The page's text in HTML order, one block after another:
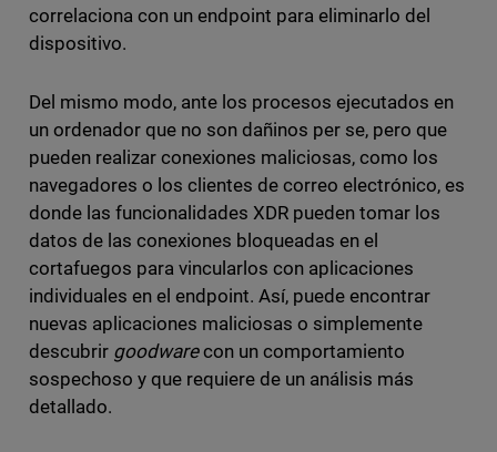
correlaciona con un endpoint para eliminarlo del
dispositivo.
Del mismo modo, ante los procesos ejecutados en
un ordenador que no son dañinos per se, pero que
pueden realizar conexiones maliciosas, como los
navegadores o los clientes de correo electrónico, es
donde las funcionalidades XDR pueden tomar los
datos de las conexiones bloqueadas en el
cortafuegos para vincularlos con aplicaciones
individuales en el endpoint. Así, puede encontrar
nuevas aplicaciones maliciosas o simplemente
descubrir goodwarecon un comportamiento
sospechoso y que requiere de un análisis más
detallado.